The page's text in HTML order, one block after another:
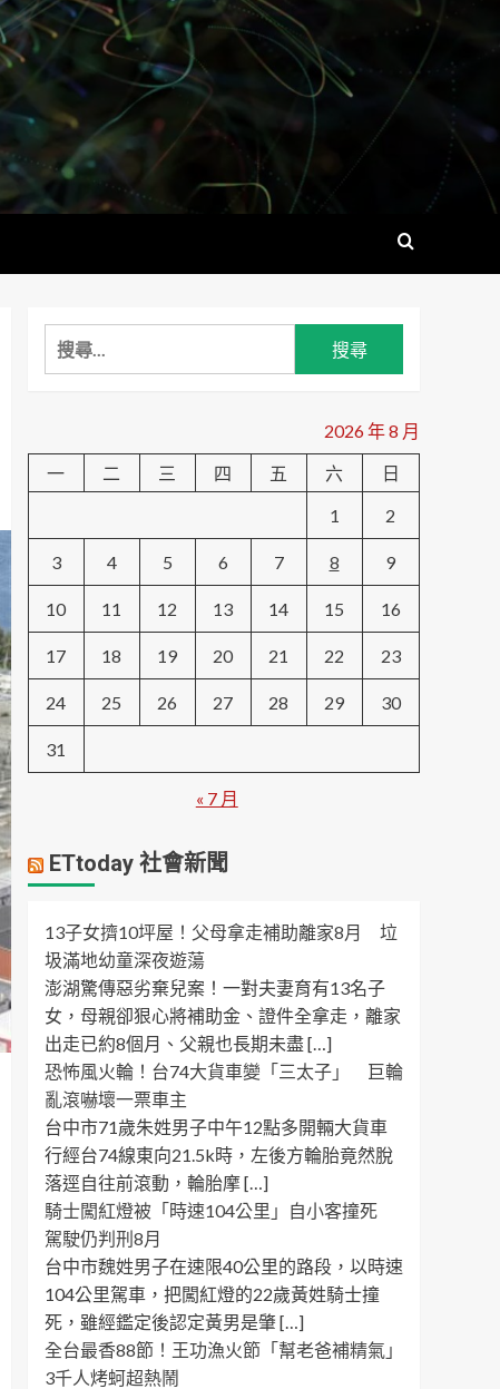
搜
尋
字:
2026 年 8 月
一
二 三 四 五 六
日
1
2
3 4 5 6 7 8 9
10 11 12 13 14 15 16
17 18 19 20 21 22 23
24 25 26 27 28 29 30
31
« 7 月
ETtoday 社會新聞
13子女擠10坪屋！父母拿走補助離家8月 垃
圾滿地幼童深夜遊蕩
澎湖驚傳惡劣棄兒案！一對夫妻育有13名子
女，母親卻狠心將補助金、證件全拿走，離家
出走已約8個月、父親也長期未盡 […]
恐怖風火輪！台74大貨車變「三太子」 巨輪
亂滾嚇壞一票車主
台中市71歲朱姓男子中午12點多開輛大貨車
行經台74線東向21.5k時，左後方輪胎竟然脫
落逕自往前滾動，輪胎摩 […]
騎士闖紅燈被「時速104公里」自小客撞死
駕駛仍判刑8月
台中市魏姓男子在速限40公里的路段，以時速
104公里駕車，把闖紅燈的22歲黃姓騎士撞
死，雖經鑑定後認定黃男是肇 […]
全台最香88節！王功漁火節「幫老爸補精氣」
3千人烤蚵超熱鬧